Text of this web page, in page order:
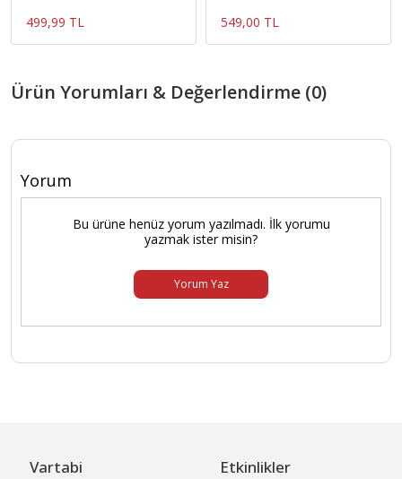
499,99 TL 549,00 TL
Ürün Yorumları & Değerlendirme (0)
Yorum
Bu ürüne henüz yorum yazılmadı. İlk yorumu
yazmak ister misin?
Yorum Yaz
Vartabi Etkinlikler